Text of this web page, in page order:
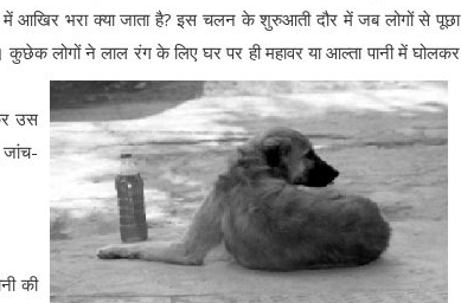
आखिर भरा क्या जाता है? इस चलन के शुरुआती दौर में जब लोगों से पूछा
लोगों ने लाल रंग के लिए घर पर ही महावर या आल्ता पानी में घोलकर
उस
की